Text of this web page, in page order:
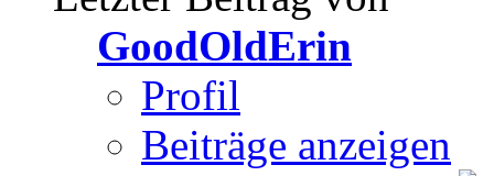
GoodOldErin
Profil
Beiträge anzeigen